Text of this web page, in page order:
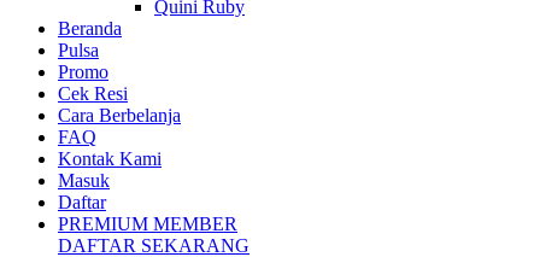
Quini Ruby
Beranda
Pulsa
Promo
Cek Resi
Cara Berbelanja
FAQ
Kontak Kami
Masuk
Daftar
PREMIUM MEMBER
DAFTAR SEKARANG